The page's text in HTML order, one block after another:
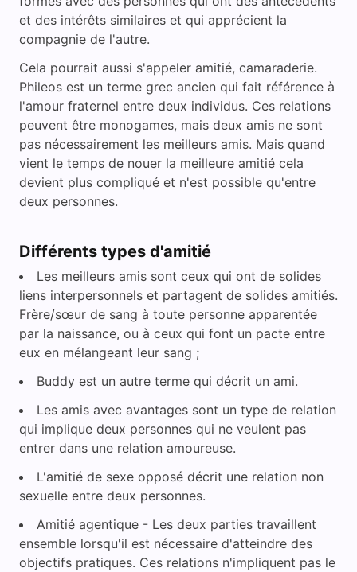
et des intérêts similaires et qui apprécient la
compagnie de l'autre.
Cela pourrait aussi s'appeler amitié, camaraderie.
Phileos est un terme grec ancien qui fait référence à
l'amour fraternel entre deux individus. Ces relations
peuvent être monogames, mais deux amis ne sont
pas nécessairement les meilleurs amis. Mais quand
vient le temps de nouer la meilleure amitié cela
devient plus compliqué et n'est possible qu'entre
deux personnes.
Différents types d'amitié
Les meilleurs amis sont ceux qui ont de solides
liens interpersonnels et partagent de solides amitiés.
Frère/sœur de sang à toute personne apparentée
par la naissance, ou à ceux qui font un pacte entre
eux en mélangeant leur sang ;
Buddy est un autre terme qui décrit un ami.
Les amis avec avantages sont un type de relation
qui implique deux personnes qui ne veulent pas
entrer dans une relation amoureuse.
L'amitié de sexe opposé décrit une relation non
sexuelle entre deux personnes.
Amitié agentique - Les deux parties travaillent
ensemble lorsqu'il est nécessaire d'atteindre des
objectifs pratiques. Ces relations n'impliquent pas le